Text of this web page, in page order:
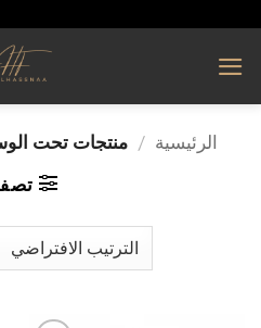
الرئيسية / منتجات تحت